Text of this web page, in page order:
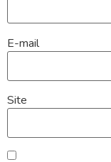
E-mail
Site